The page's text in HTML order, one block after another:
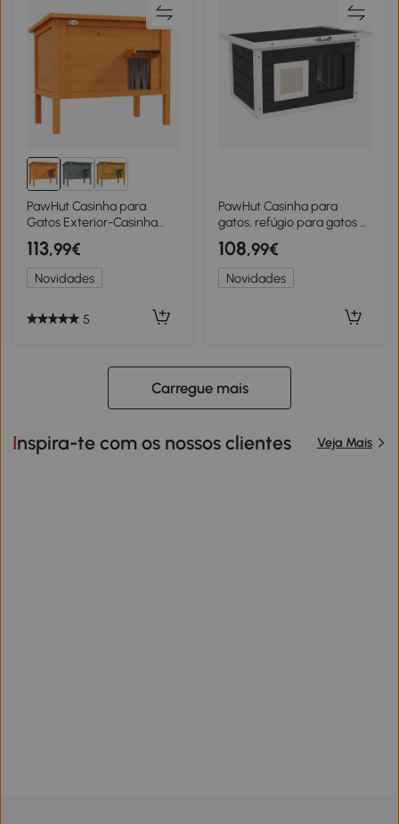
PawHut Casinha para
Gatos Exterior-Casinha
resistente às intempéries, 1
janela, 1 entrada, 85 x 50 x
68,5 cm, Laranja+Verde
113,99€
Novidades
5
PawHut Casinha para
gatos, refúgio para gatos e
coelhos, casa de madeira
com tapete de arranhar,
portinhola, 61 x 45 x 36,5
cm, Cinza
108,99€
Novidades
Carregue mais
Inspira-te com os nossos clientes Veja Mais